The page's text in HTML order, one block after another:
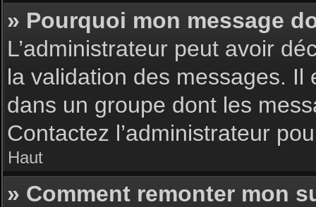
» Pourquoi mon message
L’administrateur peut avoir
la validation des messages. Il
dans un groupe dont les
Contactez l’administrateur
Haut
» Comment remonter mon